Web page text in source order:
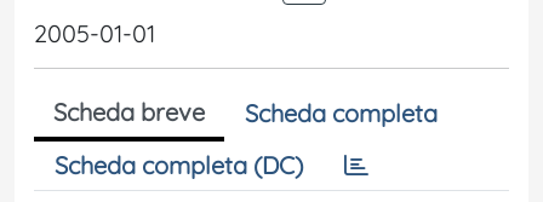
2005-01-01
Scheda breve
Scheda completa
Scheda completa (DC)